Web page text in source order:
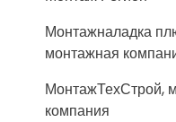
Монтажналадка
монтажная
МонтажТехСтрой,
компания